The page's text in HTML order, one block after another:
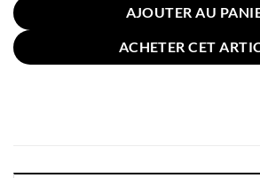
AJOUTER AU
ACHETER CET